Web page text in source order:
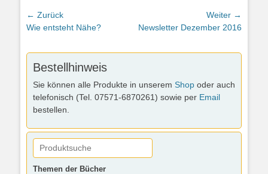
Beitragsnavigation
← Zurück
Vorheriger
Wie entsteht Nähe?
Weiter →
Nächster
Newsletter Dezember 2016
Bestellhinweis
Sie können alle Produkte in unserem Shop oder auch
telefonisch (Tel. 07571-6870261) sowie per Email
bestellen.
Themen der Bücher